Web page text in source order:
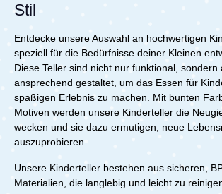
Stil
Entdecke unsere Auswahl an hochwertigen
speziell für die Bedürfnisse deiner Kleinen
Diese Teller sind nicht nur funktional, sondern
ansprechend gestaltet, um das Essen für
spaßigen Erlebnis zu machen. Mit bunten
Motiven werden unsere Kinderteller die
wecken und sie dazu ermutigen, neue
auszuprobieren.
Unsere Kinderteller bestehen aus sicheren,
Materialien, die langlebig und leicht zu